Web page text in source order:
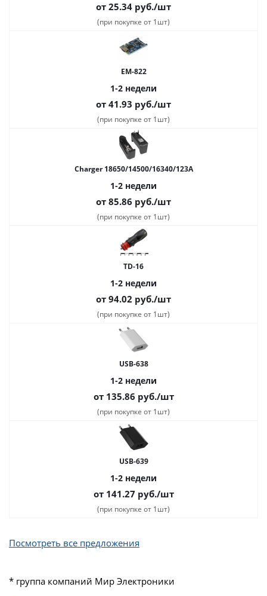
от 25.34 руб./шт
(при покупке от 1шт)
EM-822
1-2 недели
от 41.93 руб./шт
(при покупке от 1шт)
Charger 18650/14500/16340/123A
1-2 недели
от 85.86 руб./шт
(при покупке от 1шт)
TD-16
1-2 недели
от 94.02 руб./шт
(при покупке от 1шт)
USB-638
1-2 недели
от 135.86 руб./шт
(при покупке от 1шт)
USB-639
1-2 недели
от 141.27 руб./шт
(при покупке от 1шт)
Посмотреть все предложения
* группа компаний Мир Электроники